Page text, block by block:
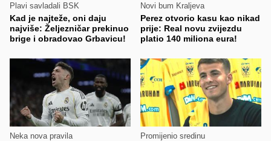
Plavi savladali BSK
Kad je najteže, oni daju
najviše: Željezničar prekinuo
brige i obradovao Grbavicu!
Novi bum Kraljeva
Perez otvorio kasu kao nikad
prije: Real novu zvijezdu
platio 140 miliona eura!
Neka nova pravila Promijenio sredinu